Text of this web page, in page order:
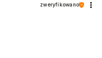
zweryfikowano